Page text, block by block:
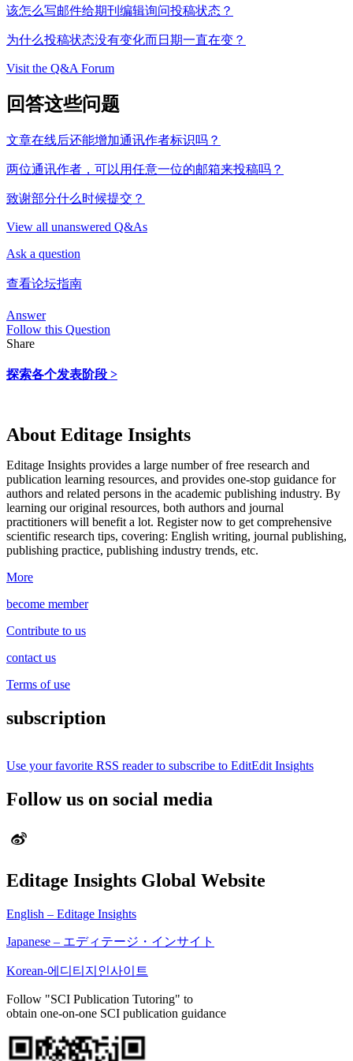
该怎么写邮件给期刊编辑询问投稿状态？
为什么投稿状态没有变化而日期一直在变？
Visit the Q&A Forum
回答这些问题
文章在线后还能增加通讯作者标识吗？
两位通讯作者，可以用任意一位的邮箱来投稿吗？
致谢部分什么时候提交？
View all unanswered Q&As
Ask a question
查看论坛指南
Answer
Follow this Question
Share
探索各个发表阶段 >
About Editage Insights
Editage Insights provides a large number of free research and
publication learning resources, and provides one-stop guidance for
authors and related persons in the academic publishing industry. By
learning our original resources, both authors and journal
practitioners will benefit a lot. Register now to get comprehensive
scientific research tips, covering: English writing, journal publishing,
publishing practice, publishing industry trends, etc.
More
become member
Contribute to us
contact us
Terms of use
subscription
Use your favorite RSS reader to subscribe to EditEdit Insights
Follow us on social media
Editage Insights Global Website
English – Editage Insights
Japanese – エディテージ・インサイト
Korean-에디티지인사이트
Follow "SCI Publication Tutoring" to
obtain one-on-one SCI publication guidance